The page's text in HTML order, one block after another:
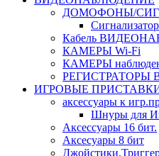
ДОМОФОНЫ/
Сигнализатор
Кабель
КАМЕРЫ Wi-Fi
КАМЕРЫ
РЕГИСТРАТОРЫ
ИГРОВЫЕ
аксесcуары к
Шнуры для
Аксессуары 16 бит.
Аксесуары 8 бит